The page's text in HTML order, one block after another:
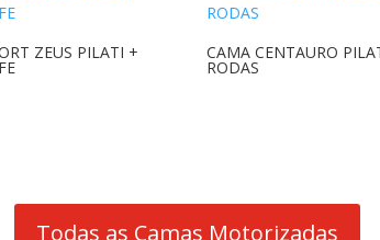
ZEUS PILATI + CAMA CENTAURO
RODAS
Todas as Camas Motorizadas